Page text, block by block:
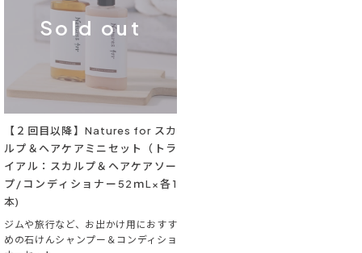
Sold out
【２回目以降】Natures for スカ
ルプ＆ヘアケアミニセット（トラ
イアル：スカルプ＆ヘアケアソー
プ/コンディショナー52ｍL×各1
本)
ジムや旅行など、お出かけ用におすす
めの石けんシャンプー＆コンディショ